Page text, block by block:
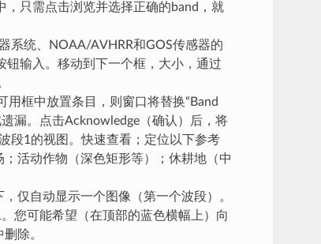
，只需点击浏览并选择正确的band，就
系统、NOAA/AVHRR和GOS传感器的
钮输入。移动到下一个框，大小，通过
用框中放置条目，则窗口将替换“Band
漏。点击Acknowledge（确认）后，将
段1的视图。快速查看；定位以下参考
活动作物（深色矩形等）；休耕地（中
仅自动显示一个图像（第一个波段）。
您可能希望（在顶部的蓝色横幅上）向
除。